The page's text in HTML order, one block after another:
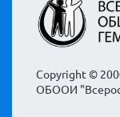
Copyright ©
ОБООИ